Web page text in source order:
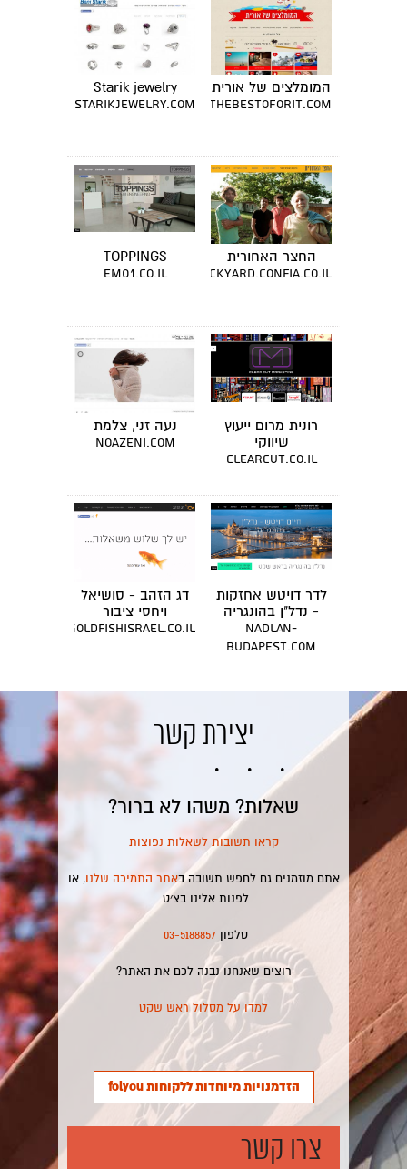
המומלצים של אורית
thebestoforit.com
Starik jewelry
starikjewelry.com
החצר האחורית
thebackyard.confia.co.il
TOPPINGS
em01.co.il
רונית מרום ייעוץ
שיווקי
clearcut.co.il
נעה זני, צלמת
noazeni.com
לדר דויטש אחזקות
- נדל"ן בהונגריה
nadlan-
budapest.com
דג הזהב - סושיאל
ויחסי ציבור
goldfishisrael.co.il
יצירת קשר
שאלות? משהו לא ברור?
קראו תשובות לשאלות נפוצות
אתם מוזמנים גם לחפש תשובה באתר התמיכה שלנו, או
לפנות אלינו בצ׳ט.
טלפון 03-5188857
רוצים שאנחנו נבנה לכם את האתר?
למדו על מסלול ראש שקט
הזדמנויות מיוחדות ללקוחות folyou
צרו קשר